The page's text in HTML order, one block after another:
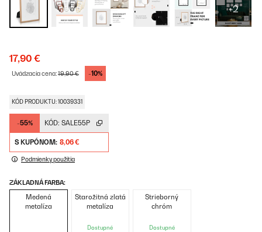
+2
17,90 €
Uvádzacia cena:19,90 € -10%
KÓD PRODUKTU: 10039331
-55% KÓD: SALE55P
S KUPÓNOM: 8,06 €
Podmienky použitia
ZÁKLADNÁ FARBA:
Medená
metalíza
Starožitná zlatá
metalíza
Dostupné
Strieborný
chróm
Dostupné